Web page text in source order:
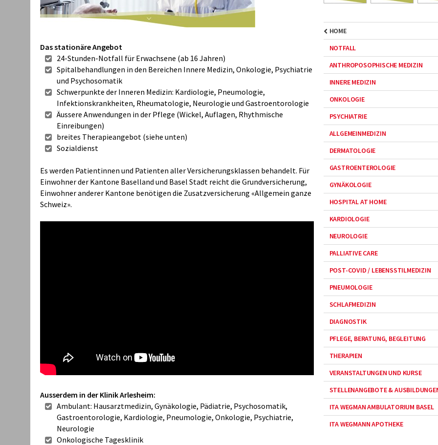
Das stationäre Angebot
24-Stunden-Notfall für Erwachsene (ab 16 Jahren)
Spitalbehandlungen in den Bereichen Innere Medizin, Onkologie, Psychiatrie
und Psychosomatik
Schwerpunkte der Inneren Medizin: Kardiologie, Pneumologie,
Infektionskrankheiten, Rheumatologie, Neurologie und Gastroentorologie
Äussere Anwendungen in der Pflege (Wickel, Auflagen, Rhythmische
Einreibungen)
breites Therapieangebot (siehe unten)
Sozialdienst
Es werden Patientinnen und Patienten aller Versicherungsklassen behandelt. Für
Einwohner der Kantone Baselland und Basel Stadt reicht die Grundversicherung,
Einwohner anderer Kantone benötigen die Zusatzversicherung «Allgemein ganze
Schweiz».
Ausserdem in der Klinik Arlesheim:
Ambulant: Hausarztmedizin, Gynäkologie, Pädiatrie, Psychosomatik,
Gastroentorologie, Kardiologie, Pneumologie, Onkologie, Psychiatrie,
Neurologie
Onkologische Tagesklinik
HOME
NOTFALL
ANTHROPOSOPHISCHE MEDIZIN
INNERE MEDIZIN
ONKOLOGIE
PSYCHIATRIE
ALLGEMEINMEDIZIN
DERMATOLOGIE
GASTROENTEROLOGIE
GYNÄKOLOGIE
HOSPITAL AT HOME
KARDIOLOGIE
NEUROLOGIE
PALLIATIVE CARE
POST-COVID / LEBENSSTILMEDIZIN
PNEUMOLOGIE
SCHLAFMEDIZIN
DIAGNOSTIK
PFLEGE, BERATUNG, BEGLEITUNG
THERAPIEN
VERANSTALTUNGEN UND KURSE
STELLENANGEBOTE &
ITA WEGMAN AMBULATORIUM BASEL
ITA WEGMANN APOTHEKE